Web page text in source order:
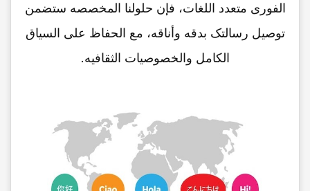
الفوری متعدد اللغات، فإن حلولنا المخصصه ستضمن
توصیل رسالتک بدقه وأناقه، مع الحفاظ على السیاق
الکامل والخصوصیات الثقافیه.